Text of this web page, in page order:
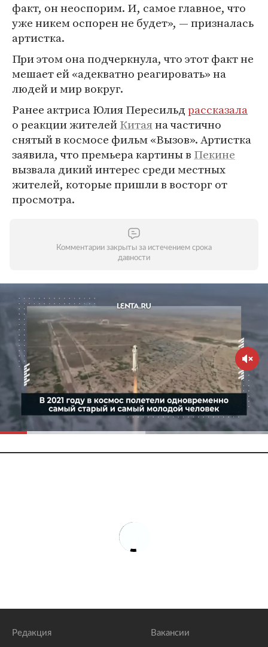
факт, он неоспорим. И, самое главное, что
уже никем оспорен не будет», — призналась
артистка.
При этом она подчеркнула, что этот факт не
мешает ей «адекватно реагировать» на
людей и мир вокруг.
Ранее актриса Юлия Пересильдрассказала
о реакции жителейКитаяна частично
снятый в космосе фильм «Вызов». Артистка
заявила, что премьера картины в Пекине
вызвала дикий интерес среди местных
жителей, которые пришли в восторг от
просмотра.
Комментарии закрыты за истечением срока
давности
Редакция Вакансии